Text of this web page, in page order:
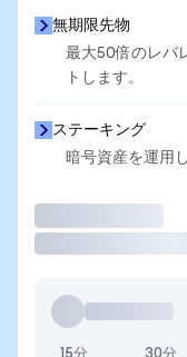
無期限先物
最大50倍のレバ
トします。
ステーキング
暗号資産を運用